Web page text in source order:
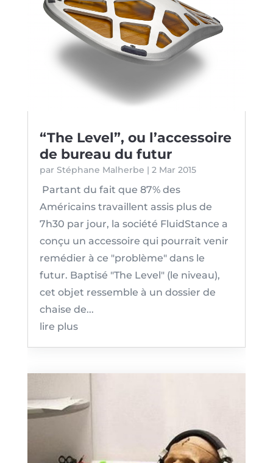
“The Level”, ou l’accessoire
de bureau du futur
par Stéphane Malherbe | 2 Mar 2015
Partant du fait que 87% des
Américains travaillent assis plus de
7h30 par jour, la société FluidStance a
conçu un accessoire qui pourrait venir
remédier à ce "problème" dans le
futur. Baptisé "The Level" (le niveau),
cet objet ressemble à un dossier de
chaise de...
lire plus